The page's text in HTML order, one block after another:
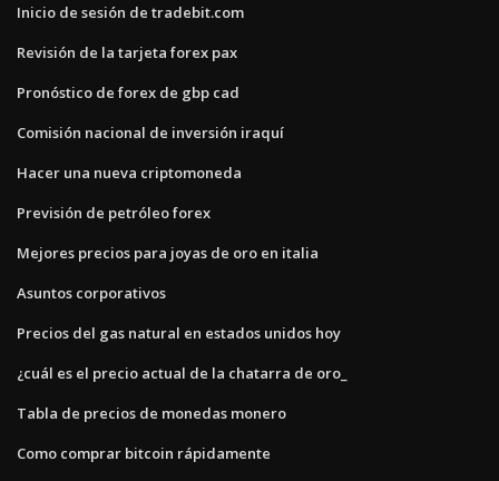
Inicio de sesión de tradebit.com
Revisión de la tarjeta forex pax
Pronóstico de forex de gbp cad
Comisión nacional de inversión iraquí
Hacer una nueva criptomoneda
Previsión de petróleo forex
Mejores precios para joyas de oro en italia
Asuntos corporativos
Precios del gas natural en estados unidos hoy
¿cuál es el precio actual de la chatarra de oro_
Tabla de precios de monedas monero
Como comprar bitcoin rápidamente